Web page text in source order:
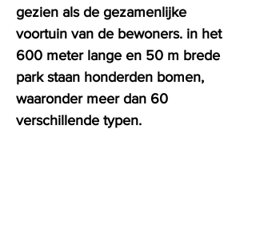
gezien als de gezamenlijke
voortuin van de bewoners. in het
600 meter lange en 50 m brede
park staan honderden bomen,
waaronder meer dan 60
verschillende typen.